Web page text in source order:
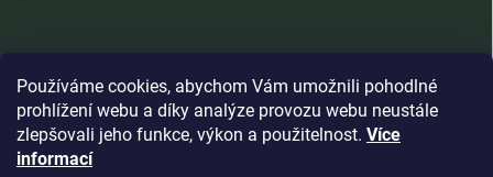
Používáme cookies, abychom Vám umožnili pohodlné
prohlížení webu a díky analýze provozu webu neustále
zlepšovali jeho funkce, výkon a použitelnost. Více
informací